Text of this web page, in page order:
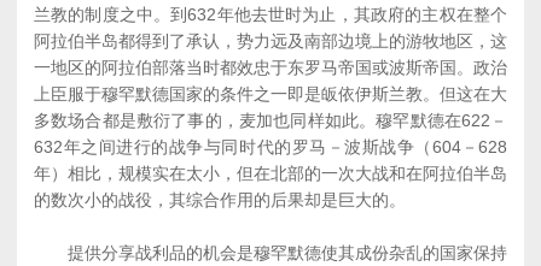
兰教的制度之中。到632年他去世时为止，其政府的主权在整个
阿拉伯半岛都得到了承认，势力远及南部边境上的游牧地区，这
一地区的阿拉伯部落当时都效忠于东罗马帝国或波斯帝国。政治
上臣服于穆罕默德国家的条件之一即是皈依伊斯兰教。但这在大
多数场合都是敷衍了事的，麦加也同样如此。穆罕默德在622－
632年之间进行的战争与同时代的罗马－波斯战争（604－628
年）相比，规模实在太小，但在北部的一次大战和在阿拉伯半岛
的数次小的战役，其综合作用的后果却是巨大的。
提供分享战利品的机会是穆罕默德使其成份杂乱的国家保持